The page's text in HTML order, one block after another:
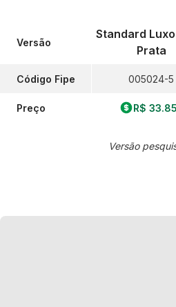
Versão
Código Fipe
Preço
Standard
Prata
005024-5
R$
Versão